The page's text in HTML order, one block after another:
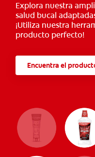
Explora nuestra
salud bucal
¡Utiliza nuestra
producto perfecto!
Encuentra el